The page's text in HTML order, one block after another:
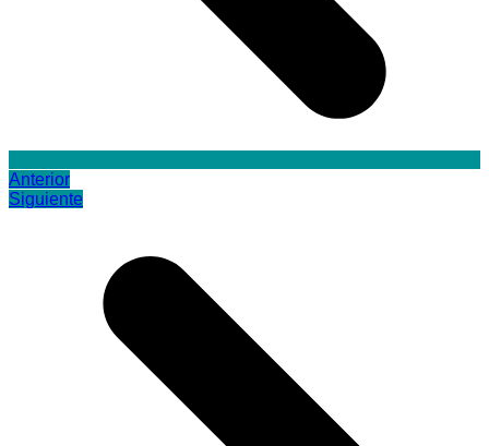
Anterior
Siguiente